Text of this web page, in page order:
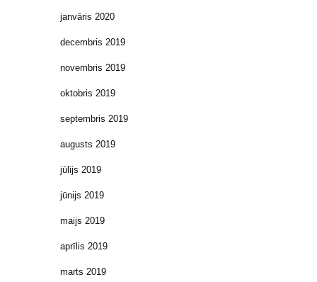
janvāris 2020
decembris 2019
novembris 2019
oktobris 2019
septembris 2019
augusts 2019
jūlijs 2019
jūnijs 2019
maijs 2019
aprīlis 2019
marts 2019